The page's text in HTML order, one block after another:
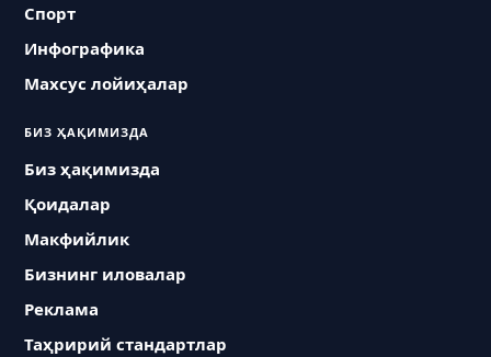
Спорт
Инфографика
Махсус лойиҳалар
БИЗ ҲАҚИМИЗДА
Биз ҳақимизда
Қоидалар
Макфийлик
Бизнинг иловалар
Реклама
Таҳририй стандартлар